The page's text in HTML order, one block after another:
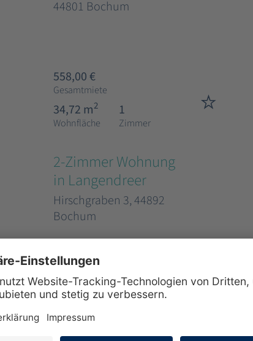
44801 Bochum
558,00 €
Gesamtmiete
34,72 m2
Wohnfläche
1
Zimmer
2-Zimmer Wohnung
in Langendreer
Hirschgraben 3, 44892
Bochum
600,00 €
Gesamtmiete
46,24 m2
Wohnfläche
2